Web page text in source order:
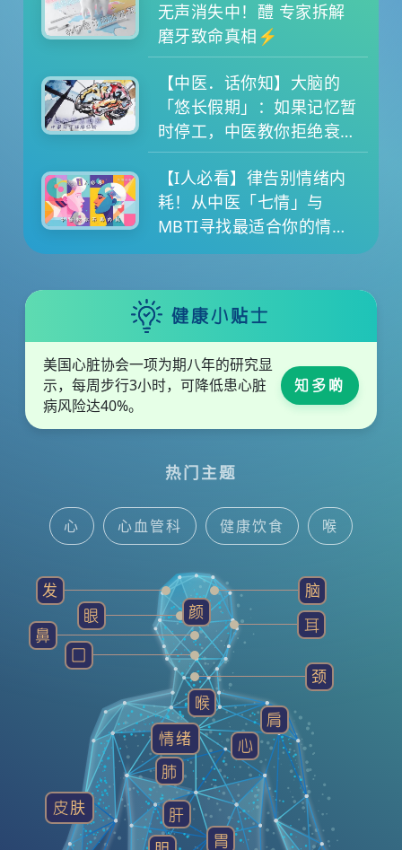
热门主题
心 心血管科 健康饮食 喉
中医智慧 耳鼻喉科 脑神经内/外科
健康贴士 发 精神科
健康小贴士
美国心脏协会一项为期八年的研究显
示，每周步行3小时，可降低患心脏
病风险达40%。
知多啲
无声消失中！醴 专家拆解
磨牙致命真相⚡
【中医．话你知】大脑的
「悠长假期」：如果记忆暂
时停工，中医教你拒绝衰老
退化
【I人必看】律告别情绪内
耗！从中医「七情」与
MBTI寻找最适合你的情绪
养生提案
发
眼
鼻
囗
颜
脑
耳
颈
肩
喉
心
肺
胃
肝
皮肤
情绪